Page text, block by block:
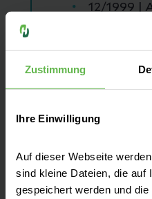
Zustimmung
Ihre Einwilligung
Auf dieser Webseite
sind kleine Dateien, die auf
gespeichert werden und
12/1999 |
Facharzt
11/1998 -
Coburg)
09/2001 -